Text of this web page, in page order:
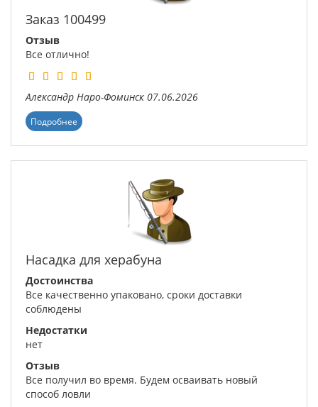
Заказ 100499
Отзыв
Все отлично!
Александр Наро-Фоминск 07.06.2026
Подробнее
Насадка для херабуна
Достоинства
Все качественно упаковано, сроки доставки
соблюдены
Недостатки
нет
Отзыв
Все получил во время. Будем осваивать новый
способ ловли